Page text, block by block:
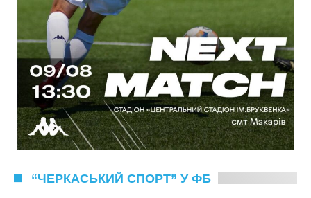
“ЧЕРКАСЬКИЙ СПОРТ” У ФБ